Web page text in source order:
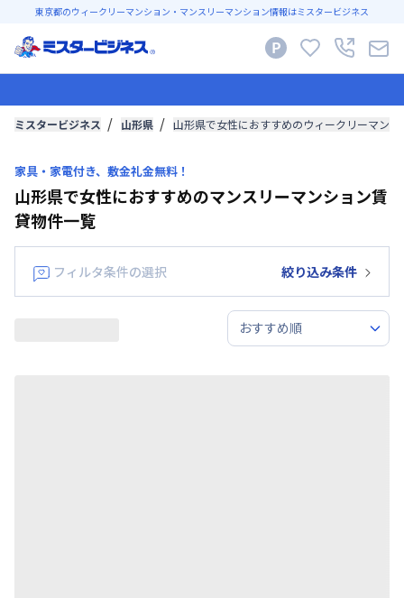
東京都のウィークリーマンション・マンスリーマンション情報はミスタービジネス
ミスタービジネス 山形県 山形県で女性におすすめのウィークリーマン
家具・家電付き、敷金礼金無料！
山形県で女性におすすめのマンスリーマンション賃
貸物件一覧
フィルタ条件の選択 絞り込み条件